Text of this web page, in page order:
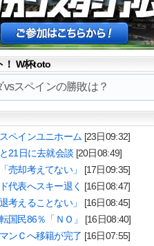
！ W杯toto
vsスペインの勝敗は？
ペインユニホーム [23日09:32]
21日に去就会談 [20日08:49]
売却考えてない」
[17日09:35]
代表へスキー退く [16日08:47]
考えることない」
[16日08:45]
国民86％「ＮＯ」
[16日08:40]
ンＣへ移籍が完了 [16日07:55]